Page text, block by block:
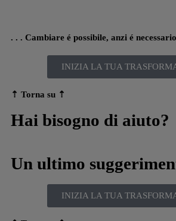
. . . Cambiare é possibile, anzi é
INIZIA LA TUA
⇡ Torna su ⇡
Hai bisogno di aiuto?
Un ultimo
INIZIA LA TUA